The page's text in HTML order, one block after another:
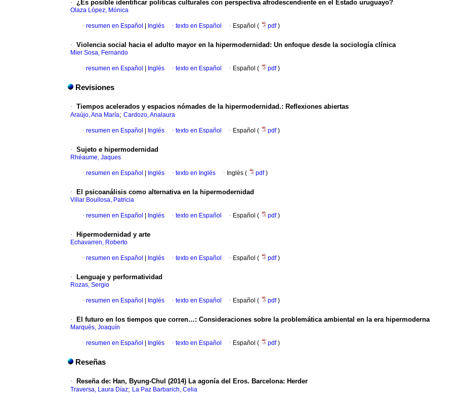
· ¿Es posible identificar políticas culturales con perspectiva afrodescendiente en el Estado uruguayo?
Olaza López, Mónica
· resumen en Español Inglés · texto en Español · Español ( pdf)
· Violencia social hacia el adulto mayor en la hipermodernidad: Un enfoque desde la sociología clínica
Mier Sosa, Fernando
· resumen en Español Inglés · texto en Español · Español ( pdf)
Revisiones
· Tiempos acelerados y espacios nómades de la hipermodernidad.: Reflexiones abiertas
Araújo, Ana María; Cardozo, Analaura
· resumen en Español Inglés · texto en Español · Español ( pdf)
· Sujeto e hipermodernidad
Rhéaume, Jaques
· resumen en Español Inglés · texto en Inglés · Inglés ( pdf)
· El psicoanálisis como alternativa en la hipermodernidad
Villar Boullosa, Patricia
· resumen en Español Inglés · texto en Español · Español ( pdf)
· Hipermodernidad y arte
Echavarren, Roberto
· resumen en Español Inglés · texto en Español · Español ( pdf)
· Lenguaje y performatividad
Rozas, Sergio
· resumen en Español Inglés · texto en Español · Español ( pdf)
· El futuro en los tiempos que corren…: Consideraciones sobre la problemática ambiental en la era hipermoderna
Marqués, Joaquín
· resumen en Español Inglés · texto en Español · Español ( pdf)
Reseñas
· Reseña de: Han, Byung-Chul (2014) La agonía del Eros. Barcelona: Herder
Traversa, Laura Díaz; La Paz Barbarich, Celia